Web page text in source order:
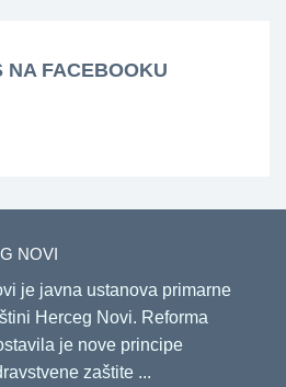
NA FACEBOOKU
NOVI
je javna ustanova primarne
Herceg Novi. Reforma
je nove principe
zaštite ...